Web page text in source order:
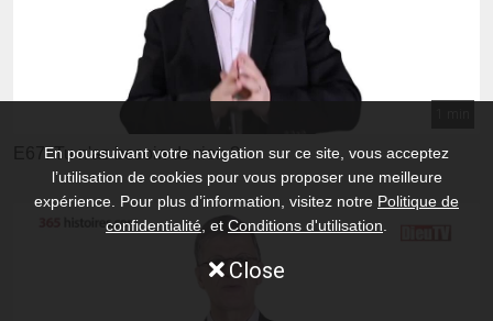
E67: Tu n'as besoin de rien ?
En poursuivant votre navigation sur ce site, vous acceptez
l’utilisation de cookies pour vous proposer une meilleure
expérience. Pour plus d’information, visitez notre Politique de
confidentialité , et Conditions d'utilisation